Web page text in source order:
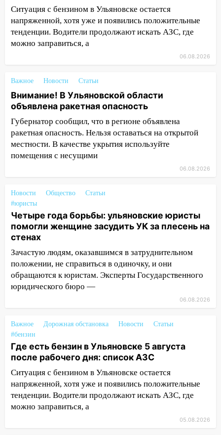
14:26
В Ульяновске ограничат движение
по улице Ефремова
14:23 67% ульяновцев готовы
передумать увольняться, если им
более 4,6 миллиона рублей: перед
судом предстанет банда
автоподставщиков
13:36 В Инзе произошел крупный пожар
13:00 В суде защитили репутацию
мужчины, которого необоснованно
12:28
Миллион на «льготниках»: в
Ульяновской области перевозчик
провернул хитрую схему с чужими
проездными
12:10
120 тысяч долга
11:49 Снят режим «Ракетная
опасность» на территории Ульяновской
2027 года импорт, выпуск и обращение
бензина Евро 2, Евро 3, Евро 4
11:12 Соцсети: на Рябикова автомобиль
врезался в забор
10:27 Где есть бензин в Ульяновске
днем 6 августа: список АЗС
10:16
Внимание! В Ульяновской области
Ситуация с бензином в Ульяновске остается
напряженной, хотя уже и появились положительные
тенденции. Водители продолжают искать АЗС, где
можно заправиться, а
06.08.2026
Важное Новости Статьи
Внимание! В Ульяновской области
объявлена ракетная опасность
Губернатор сообщил, что в регионе объявлена
ракетная опасность. Нельзя оставаться на открытой
местности. В качестве укрытия используйте
помещения с несущими
06.08.2026
Новости Общество
Статьи
#юристы
Четыре года борьбы: ульяновские юристы
помогли женщине засудить УК за плесень на
стенах
Зачастую людям, оказавшимся в затруднительном
положении, не справиться в одиночку, и они
обращаются к юристам. Эксперты Государственного
юридического бюро —
06.08.2026
Важное Дорожная обстановка Новости
Статьи
#бензин
Где есть бензин в Ульяновске 5 августа
после рабочего дня: список АЗС
Ситуация с бензином в Ульяновске остается
напряженной, хотя уже и появились положительные
тенденции. Водители продолжают искать АЗС, где
можно заправиться, а
05.08.2026